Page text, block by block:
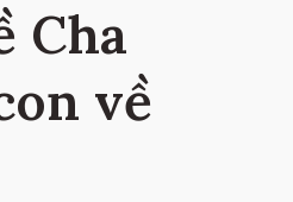
Cha
về